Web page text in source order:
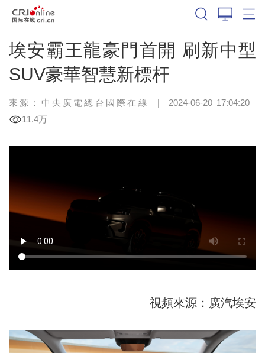
埃安霸王龍豪門首開 刷新中型
SUV豪華智慧新標杆
來源：中央廣電總台國際在線 | 2024-06-20 17:04:20
11.4万
視頻來源：廣汽埃安